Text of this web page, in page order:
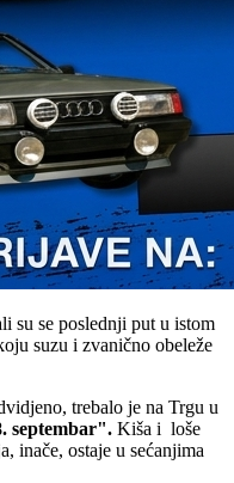
su se poslednji put u istom
suzu i zvanično obeleže
trebalo je na Trgu u
septembar". Kiša i loše
inače, ostaje u sećanjima